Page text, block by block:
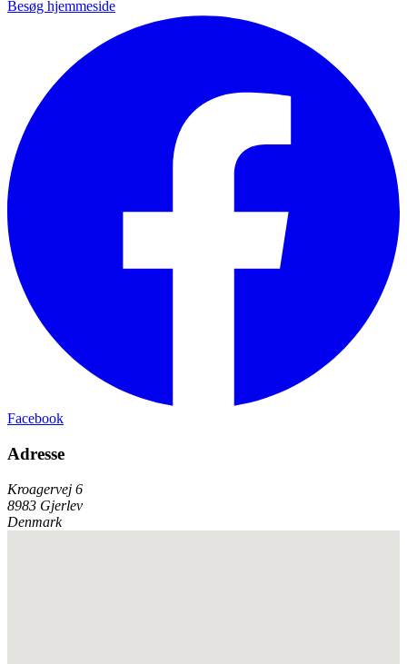
Besøg hjemmeside
Facebook
Adresse
Kroagervej 6
8983 Gjerlev
Denmark